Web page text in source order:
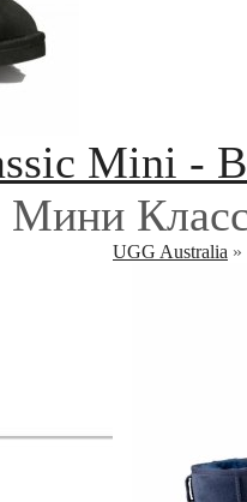
Mini -
UGG Australia »